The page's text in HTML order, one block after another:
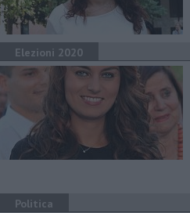
Elezioni 2020
Politica